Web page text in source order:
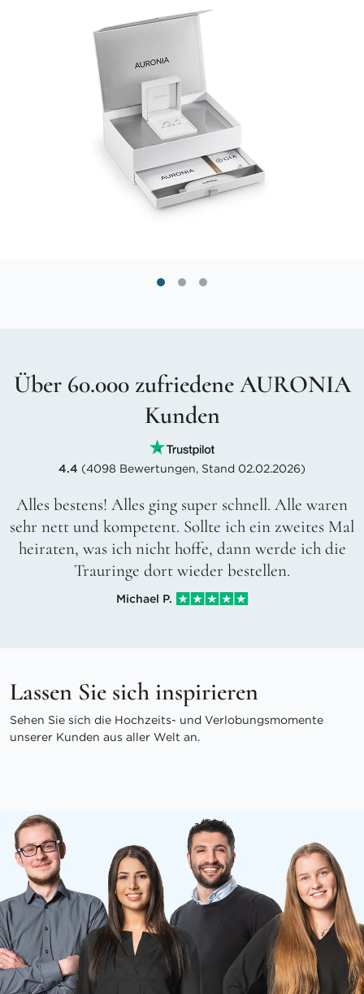
Über 60.000 zufriedene AURONIA
Kunden
4.4 (4098 Bewertungen, Stand 02.02.2026)
Alles bestens! Alles ging super schnell. Alle waren
sehr nett und kompetent. Sollte ich ein zweites Mal
heiraten, was ich nicht hoffe, dann werde ich die
Trauringe dort wieder bestellen.
Michael P.
Lassen Sie sich inspirieren
Sehen Sie sich die Hochzeits- und Verlobungsmomente
unserer Kunden aus aller Welt an.